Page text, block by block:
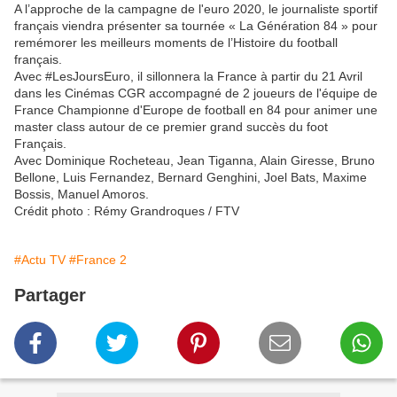
A l’approche de la campagne de l'euro 2020, le journaliste sportif
français viendra présenter sa tournée « La Génération 84 » pour
remémorer les meilleurs moments de l’Histoire du football
français.
Avec #LesJoursEuro, il sillonnera la France à partir du 21 Avril
dans les Cinémas CGR accompagné de 2 joueurs de l'équipe de
France Championne d'Europe de football en 84 pour animer une
master class autour de ce premier grand succès du foot
Français.
Avec Dominique Rocheteau, Jean Tiganna, Alain Giresse, Bruno
Bellone, Luis Fernandez, Bernard Genghini, Joel Bats, Maxime
Bossis, Manuel Amoros.
Crédit photo : Rémy Grandroques / FTV
#Actu TV #France 2
Partager